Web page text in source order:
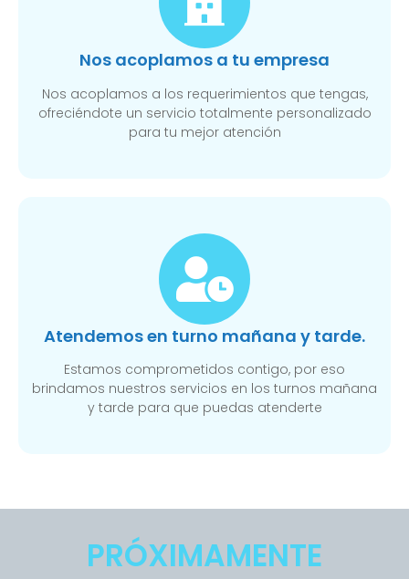
Nos acoplamos a tu empresa
Nos acoplamos a los requerimientos que tengas,
ofreciéndote un servicio totalmente personalizado
para tu mejor atención
Atendemos en turno mañana y tarde.
Estamos comprometidos contigo, por eso
brindamos nuestros servicios en los turnos mañana
y tarde para que puedas atenderte
PRÓXIMAMENTE